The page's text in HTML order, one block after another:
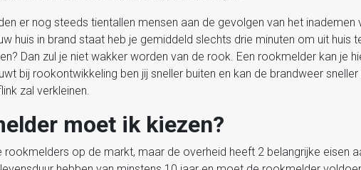
er nog steeds tientallen mensen aan de gevolgen van het inademen
huis in brand staat heb je gemiddeld slechts drie minuten om uit
Dan zul je niet wakker worden van de rook. Een rookmelder kan je
bij rookontwikkeling ben jij sneller buiten en kan de brandweer
zal verkleinen.
moet ik kiezen?
rookmelders op de markt, maar de overheid heeft 2 belangrijke eisen